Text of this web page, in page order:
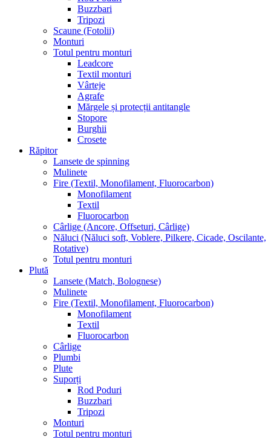
Buzzbari
Tripozi
Scaune (Fotolii)
Monturi
Totul pentru monturi
Leadcore
Textil monturi
Vârteje
Agrafe
Mărgele și protecții antitangle
Stopore
Burghii
Crosete
Răpitor
Lansete de spinning
Mulinete
Fire (Textil, Monofilament, Fluorocarbon)
Monofilament
Textil
Fluorocarbon
Cârlige (Ancore, Offseturi, Cârlige)
Năluci (Năluci soft, Voblere, Pilkere, Cicade, Oscilante,
Rotative)
Totul pentru monturi
Plută
Lansete (Match, Bolognese)
Mulinete
Fire (Textil, Monofilament, Fluorocarbon)
Monofilament
Textil
Fluorocarbon
Cârlige
Plumbi
Plute
Suporți
Rod Poduri
Buzzbari
Tripozi
Monturi
Totul pentru monturi